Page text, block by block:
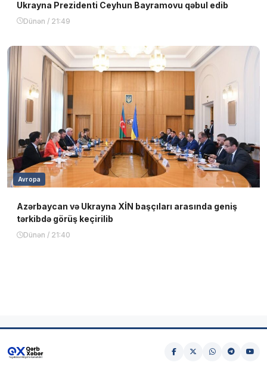
Ukrayna Prezidenti Ceyhun Bayramovu qəbul edib
Dünən / 21:49
Avropa
Azərbaycan və Ukrayna XİN başçıları arasında geniş
tərkibdə görüş keçirilib
Dünən / 21:40